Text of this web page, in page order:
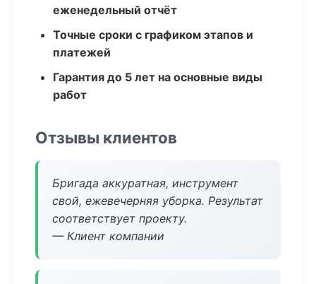
еженедельный отчёт
Точные сроки с графиком этапов и
платежей
Гарантия до 5 лет на основные виды
работ
Отзывы клиентов
Бригада аккуратная, инструмент
свой, ежевечерняя уборка. Результат
соответствует проекту.
— Клиент компании